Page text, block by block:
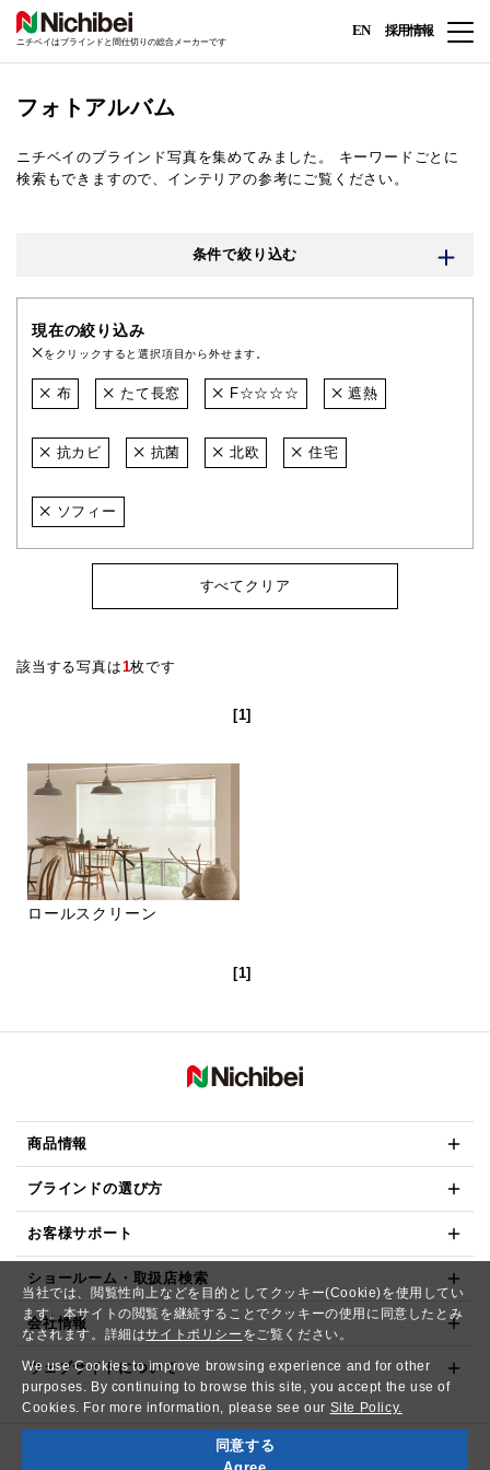
当社では、閲覧性向上などを目的としてクッキー(Cookie)を使用してい
ます。本サイトの閲覧を継続することでクッキーの使用に同意したとみ
なされます。詳細はサイトポリシー をご覧ください。
We use Cookies to improve browsing experience and for other
purposes. By continuing to browse this site, you accept the use of
Cookies. For more information, please see our Site Policy.
同意する
ニチベイはブラインドと間仕切りの総合メーカーです
EN 採用情報
フォトアルバム
ニチベイのブラインド写真を集めてみました。
キーワードごとに
検索もできますので、インテリアの参考にご覧ください。
条件で絞り込む
現在の絞り込み
をクリックすると選択項目から外せます。
布 たて長窓 F☆☆☆☆ 遮熱
抗カビ 抗菌 北欧 住宅
ソフィー
すべてクリア
該当する写真は1枚です
[1]
ロールスクリーン
[1]
商品情報
ブラインドの選び方
お客様サポート
ショールーム・取扱店検索
会社情報
ウェブサイトについて
Copyright© NICHIBEI CO.,LTD. All Rights Reserved.